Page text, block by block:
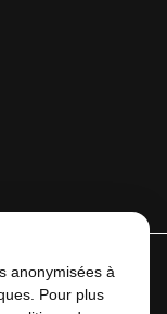
anonymisées à
Pour plus